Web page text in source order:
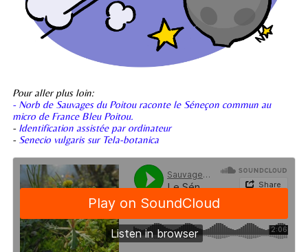
Pour aller plus loin:
- Norb de Sauvages du Poitou raconte le Séneçon commun au
micro de France Bleu Poitou.
- Identification assistée par ordinateur
- Senecio vulgaris sur Tela-botanica